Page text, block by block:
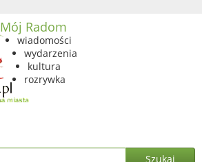
Mój Radom
wiadomości
wydarzenia
kultura
rozrywka